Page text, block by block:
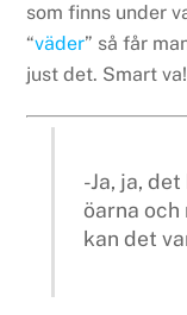
som finns under
“väder” så får
just det. Smart va!
-Ja, ja,
öarna och
kan det